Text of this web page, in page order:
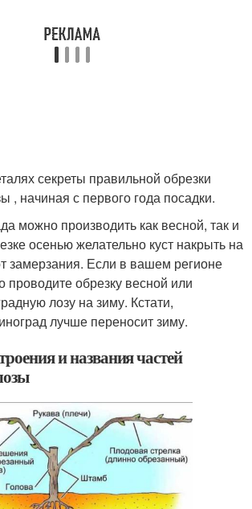
секреты правильной обрезки
, начиная с первого года посадки.
можно производить как весной, так и
осенью желательно куст накрыть на
замерзания. Если в вашем регионе
проводите обрезку весной или
лозу на зиму. Кстати,
лучше переносит зиму.
и названия частей